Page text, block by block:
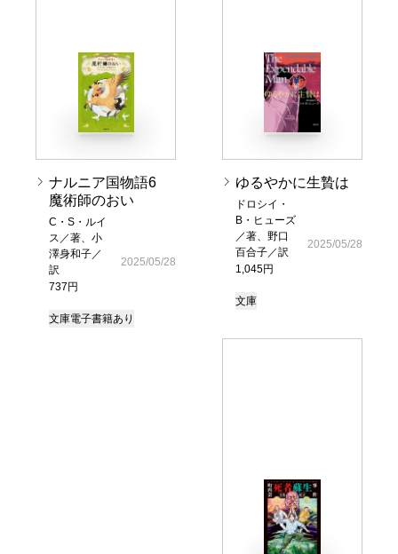
ナルニア国物語6
魔術師のおい
C・S・ルイ
ス／著、小
澤身和子／
訳
737円
2025/05/28
文庫電子書籍あり
ゆるやかに生贄は
ドロシイ・
B・ヒューズ
／著、野口
百合子／訳
1,045円
2025/05/28
文庫